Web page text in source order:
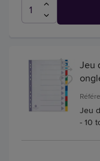
Jeu
Jeu
- 10